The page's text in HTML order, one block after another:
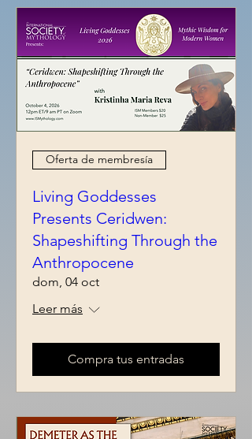
Oferta de membresía
Living Goddesses
Presents Ceridwen:
Shapeshifting Through the
Anthropocene
dom, 04 oct
Leer más
Compra tus entradas